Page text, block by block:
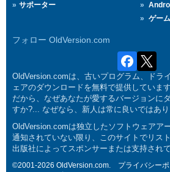
サポーター
ゲー
フォロー OldVersion.com
OldVersion.comは、古いプログラム、ドラ
ェアのダウンロードを無料で提供していま
だから、なぜあなたが愛するバージョンに
すか?... なぜなら、新人は常に良いではあ
OldVersion.comは独立したソフトウェアア
通知されていない限り、このサイトでリス
出版社によってスポンサーまたは支持され
©2001-2026 OldVersion.com. プライバシー